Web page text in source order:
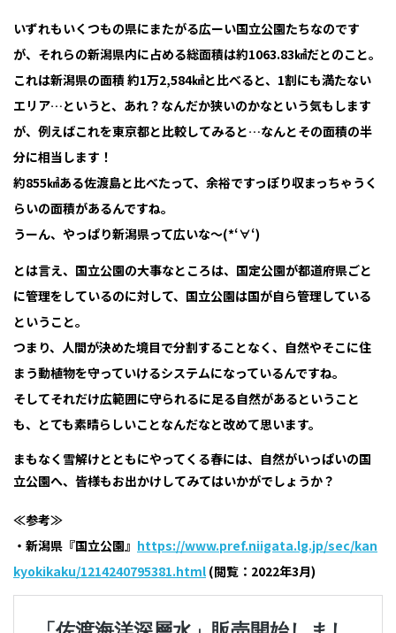
いずれもいくつもの県にまたがる広ーい国立公園たちなのです
が、それらの新潟県内に占める総面積は約1063.83㎢だとのこと。
これは新潟県の面積 約1万2,584㎢と比べると、1割にも満たない
エリア…というと、あれ？なんだか狭いのかなという気もします
が、例えばこれを東京都と比較してみると…なんとその面積の半
分に相当します！
約855㎢ある佐渡島と比べたって、余裕ですっぽり収まっちゃうく
らいの面積があるんですね。
うーん、やっぱり新潟県って広いな～(*‘∀‘)
とは言え、国立公園の大事なところは、国定公園が都道府県ごと
に管理をしているのに対して、国立公園は国が自ら管理している
ということ。
つまり、人間が決めた境目で分割することなく、自然やそこに住
まう動植物を守っていけるシステムになっているんですね。
そしてそれだけ広範囲に守られるに足る自然があるということ
も、とても素晴らしいことなんだなと改めて思います。
まもなく雪解けとともにやってくる春には、自然がいっぱいの国
立公園へ、皆様もお出かけしてみてはいかがでしょうか？
≪参考≫
・新潟県『国立公園』 https://www.pref.niigata.lg.jp/sec/kan
kyokikaku/1214240795381.html (閲覧：2022年3月)